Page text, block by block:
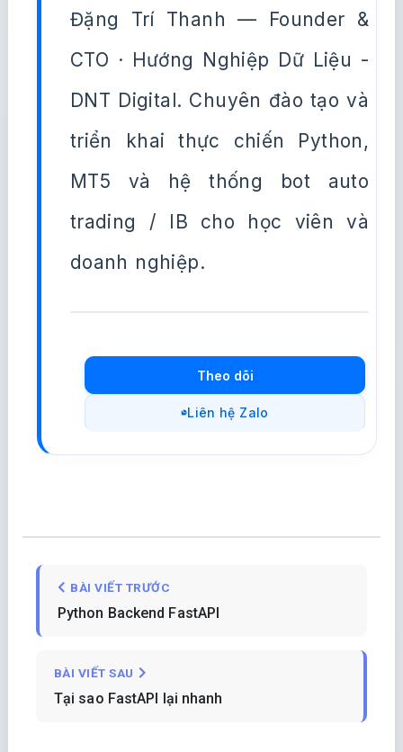
Đặng Trí Thanh — Founder &
CTO · Hướng Nghiệp Dữ Liệu -
DNT Digital. Chuyên đào tạo và
triển khai thực chiến Python,
MT5 và hệ thống bot auto
trading / IB cho học viên và
doanh nghiệp.
Theo dõi
Liên hệ Zalo
BÀI VIẾT TRƯỚC
Python Backend FastAPI
BÀI VIẾT SAU
Tại sao FastAPI lại nhanh